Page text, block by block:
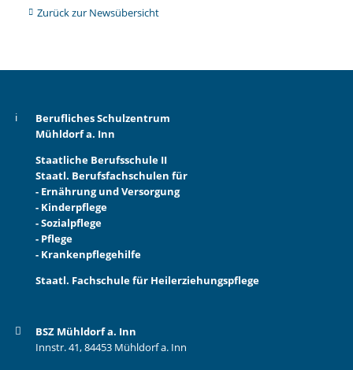
Zurück zur Newsübersicht
Berufliches Schulzentrum
Mühldorf a. Inn
Staatliche Berufsschule II
Staatl. Berufsfachschulen für
- Ernährung und Versorgung
- Kinderpflege
- Sozialpflege
- Pflege
- Krankenpflegehilfe
Staatl. Fachschule für Heilerziehungspflege
BSZ Mühldorf a. Inn
Innstr. 41, 84453 Mühldorf a. Inn